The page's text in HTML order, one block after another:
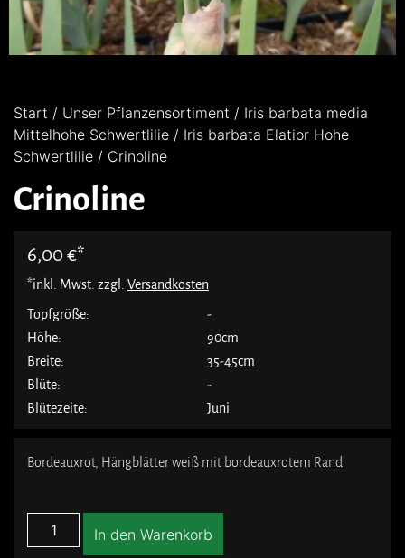
Start / Unser Pflanzensortiment / Iris barbata media
Mittelhohe Schwertlilie / Iris barbata Elatior Hohe
Schwertlilie / Crinoline
Crinoline
6,00 €
*inkl. Mwst. zzgl. Versandkosten
Topfgröße:
-
Höhe:
90cm
Breite:
35-45cm
Blüte:
-
Blütezeite:
Juni
Bordeauxrot, Hängblätter weiß mit bordeauxrotem Rand
In den Warenkorb